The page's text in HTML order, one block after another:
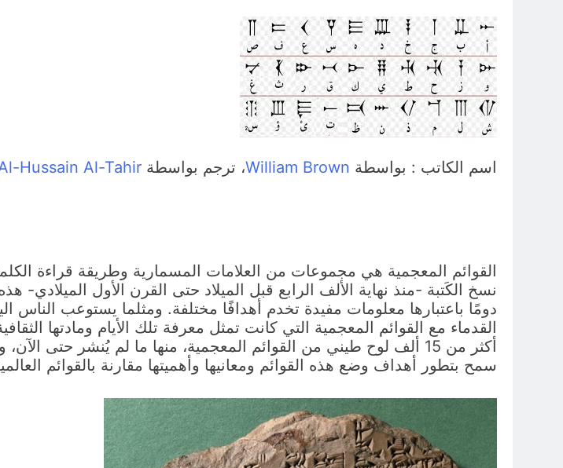
اسم الكاتب : بواسطة William Brown، ترجم بواسطة Hussain Al-Tahir
القوائم المعجمية هي مجموعات من العلامات المسمارية وطريقة قراءة
نسخ الكَتبة -منذ نهاية الألف الرابع قبل الميلاد حتى القرن الأول
دومًا باعتبارها معلومات مفيدة تخدم أهدافًا مختلفة. ومثلما يستوعب الناس
القدماء مع القوائم المعجمية التي كانت تمثل معرفة تلك الأيام ومادتها
أكثر من 15 ألف لوح طيني من القوائم المعجمية، منها ما لم يُنشر حتى
سمح بتطور أهداف وضع هذه القوائم ومعانيها وأهميتها مقارنة بالقوائم